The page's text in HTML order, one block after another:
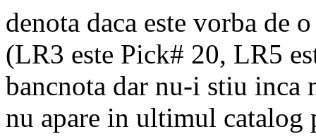
denota daca este vorba de
(LR3 este Pick# 20, LR5
bancnota dar nu-i stiu inca
nu apare in ultimul catalog